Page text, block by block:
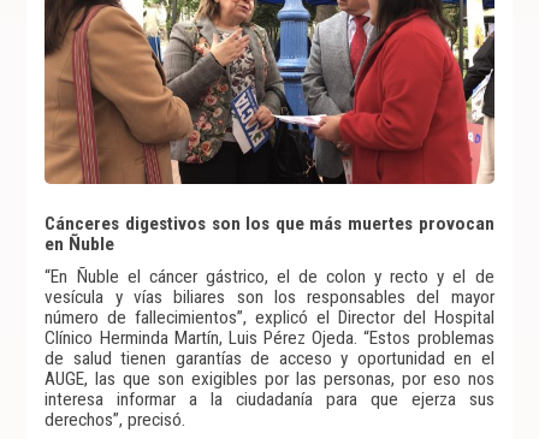
Cánceres digestivos son los que más muertes provocan
en Ñuble
“En Ñuble el cáncer gástrico, el de colon y recto y el de
vesícula y vías biliares son los responsables del mayor
número de fallecimientos”, explicó el Director del Hospital
Clínico Herminda Martín, Luis Pérez Ojeda. “Estos problemas
de salud tienen garantías de acceso y oportunidad en el
AUGE, las que son exigibles por las personas, por eso nos
interesa informar a la ciudadanía para que ejerza sus
derechos”, precisó.